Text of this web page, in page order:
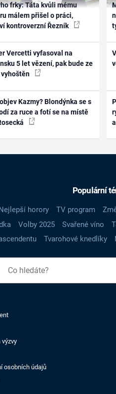
frky: Táta kvůli mému
málem přišel o práci,
kontroverzní Řezník
Vercetti vyfasoval na
5 let vězení, pak bude ze
Kazmy? Blondýnka se s
za ruce a fotí se na místě
Populární
horory TV program
Volby 2025 Svařené víno
Tvarohové knedlíky
výzvy
osobních údajů